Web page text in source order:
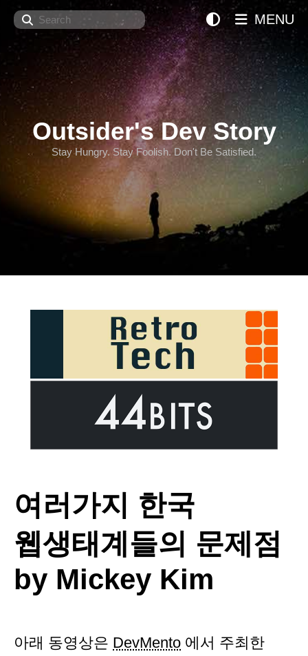
Search
Outsider's Dev Story
Stay Hungry. Stay Foolish. Don't Be Satisfied.
MENU
여러가지 한국
웹생태계들의 문제점
by Mickey Kim
아래 동영상은 DevMento 에서 주최한